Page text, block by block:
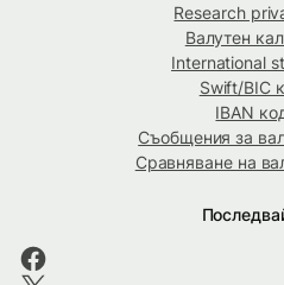
Research
Валутен
International
Swift/BIC
IBAN
Съобщения за
Сравняване на